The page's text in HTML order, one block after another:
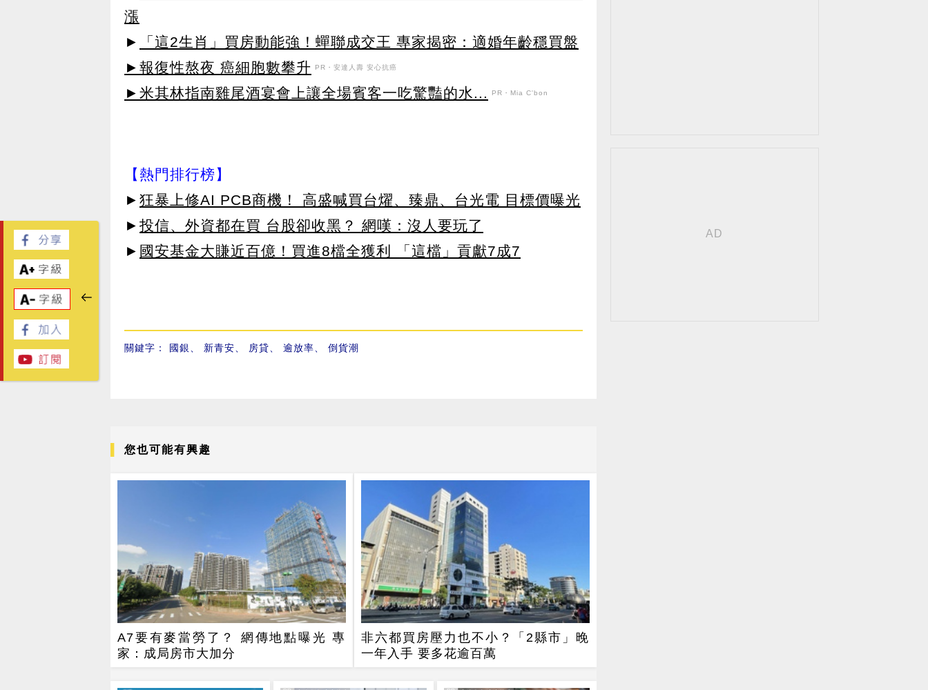
漲
►
「這2生肖」買房動能強！蟬聯成交王 專家揭密：適婚年齡穩買盤
►報復性熬夜 癌細胞數攀升
PR・安達人壽 安心抗癌
►米其林指南雞尾酒宴會上讓全場賓客一吃驚豔的水... PR・Mia C'bon
【熱門排行榜】
► 狂暴上修AI PCB商機！ 高盛喊買台燿、臻鼎、台光電 目標價曝光
► 投信、外資都在買 台股卻收黑？ 網嘆：沒人要玩了
► 國安基金大賺近百億！買進8檔全獲利 「這檔」貢獻7成7
關鍵字： 國銀 新青安 房貸 逾放率 倒貨潮
您也可能有興趣
A7要有麥當勞了？ 網傳地點曝光 專
家：成局房市大加分
非六都買房壓力也不小？「2縣市」晚
一年入手 要多花逾百萬